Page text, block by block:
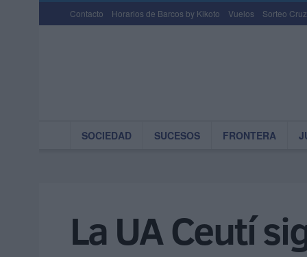
Contacto Horarios de Barcos by Kikoto Vuelos Sorteo
SOCIEDAD SUCESOS FRONTERA
La UA Ceutí